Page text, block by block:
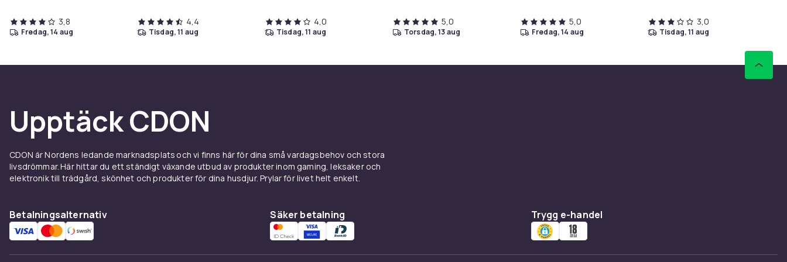
3,8
fredag, 14 aug
4,4
tisdag, 11 aug
4,0
tisdag, 11 aug
5,0
torsdag, 13 aug
5,0
fredag, 14 aug
3,0
tisdag, 11 aug
Upptäck CDON
CDON är Nordens ledande marknadsplats och vi finns här för dina små vardagsbehov och stora
livsdrömmar. Här hittar du ett ständigt växande utbud av produkter inom gaming, leksaker och
elektronik till trädgård, skönhet och produkter för dina husdjur. Prylar för livet helt enkelt.
Betalningsalternativ Säker betalning Trygg e-handel